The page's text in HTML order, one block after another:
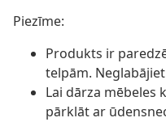
Piezīme:
Produkts ir
telpām.
Lai dārza mēbeles
pārklāt ar